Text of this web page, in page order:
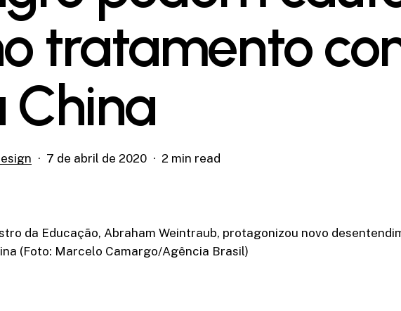
tratamento
China
7 de abril de 2020 2 min read
da Educação, Abraham Weintraub, protagonizou novo
(Foto: Marcelo Camargo/Agência Brasil)